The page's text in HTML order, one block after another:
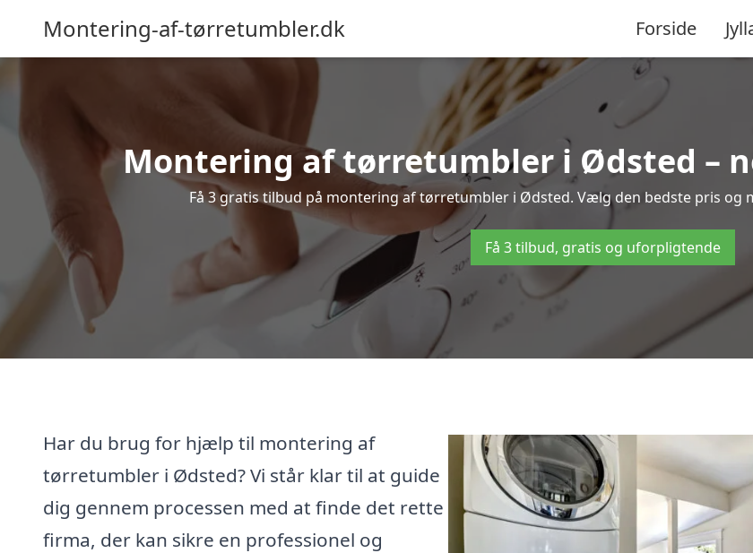
Montering-af-tørretumbler.dk Forside
Montering af tørretumbler i Ødsted –
Få 3 gratis tilbud på montering af tørretumbler i Ødsted. Vælg den bedste pris og
Få 3 tilbud, gratis og uforpligtende
Har du brug for hjælp til montering af
tørretumbler i Ødsted? Vi står klar til at guide
dig gennem processen med at finde det rette
firma, der kan sikre en professionel og